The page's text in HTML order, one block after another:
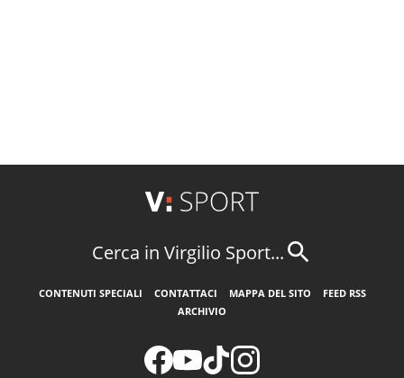
Cerca in Virgilio Sport...
CONTENUTI SPECIALI CONTATTACI MAPPA DEL SITO
FEED RSS
ARCHIVIO